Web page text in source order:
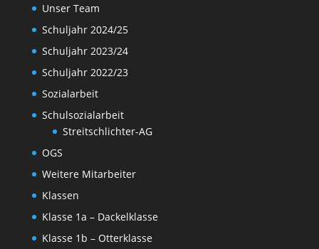
Unser Team
Schuljahr 2024/25
Schuljahr 2023/24
Schuljahr 2022/23
Sozialarbeit
Schulsozialarbeit
Streitschlichter-AG
OGS
Weitere Mitarbeiter
Klassen
Klasse 1a – Dackelklasse
Klasse 1b – Otterklasse